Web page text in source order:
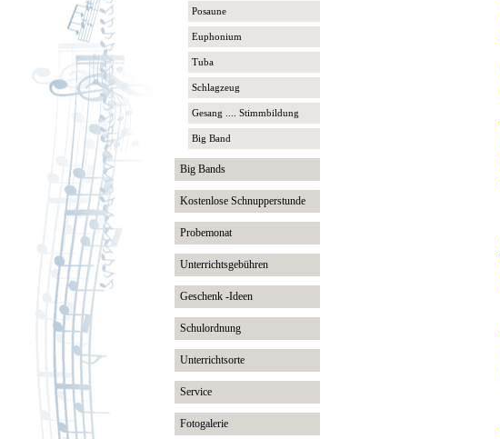
Posaune
Euphonium
Tuba
Schlagzeug
Gesang .... Stimmbildung
Big Band
Big Bands
Kostenlose Schnupperstunde
Probemonat
Unterrichtsgebühren
Geschenk -Ideen
Schulordnung
Unterrichtsorte
Service
Fotogalerie